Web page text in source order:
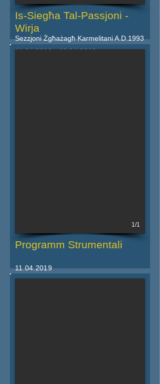
Is-Siegħa Tal-Passjoni -
Wirja
Sezzjoni Żgħażagħ Karmelitani A.D.1993
11.04.2019 - 19.04.2019
1/1
Programm Strumentali
11.04.2019
Iktar dettalji fil-powster